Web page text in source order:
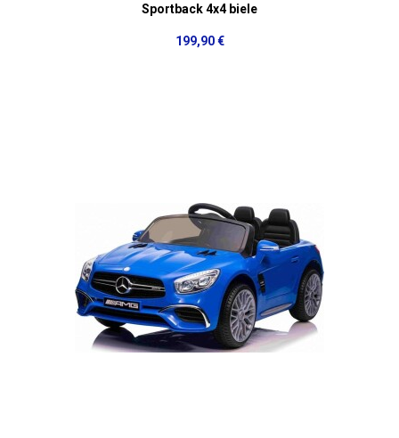
Sportback 4x4 biele
199,90 €